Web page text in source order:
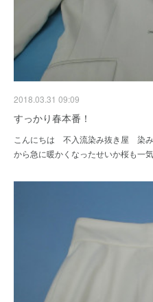
2018.03.31 09:09
すっかり春本番！
こんにちは 不入流染み抜き屋 染
から急に暖かくなったせいか桜も一